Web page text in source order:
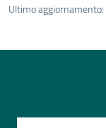
Ultimo aggiornamento: